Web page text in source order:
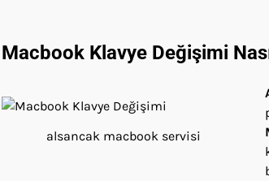
Macbook Klavye Değişimi
alsancak macbook servisi